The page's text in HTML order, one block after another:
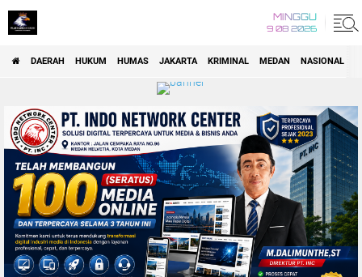
MINGGU
9 08 2026
DAERAH HUKUM HUMAS JAKARTA KRIMINAL MEDAN NASIONAL